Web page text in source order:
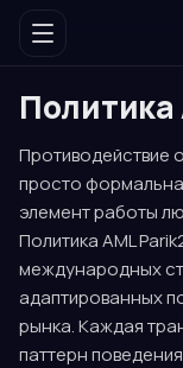
Политика
Противодействие
просто
элемент работы
Политика AML
международных
адаптированных
рынка. Каждая
паттерн